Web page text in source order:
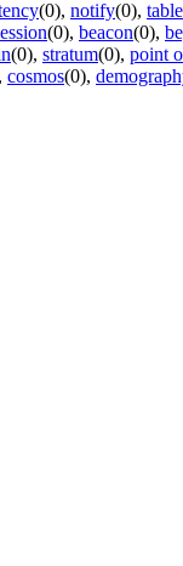
(0), notify(0),
(0), beacon(0),
(0), stratum(0), point
, cosmos(0),